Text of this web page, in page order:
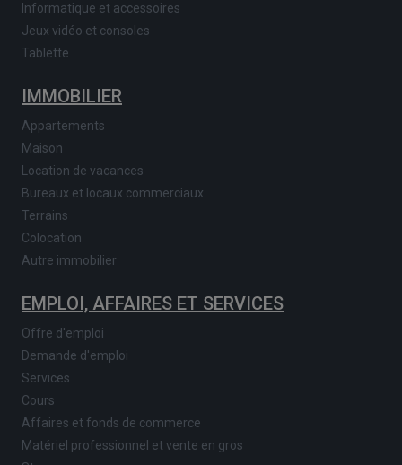
Informatique et accessoires
Jeux vidéo et consoles
Tablette
IMMOBILIER
Appartements
Maison
Location de vacances
Bureaux et locaux commerciaux
Terrains
Colocation
Autre immobilier
EMPLOI, AFFAIRES ET SERVICES
Offre d'emploi
Demande d'emploi
Services
Cours
Affaires et fonds de commerce
Matériel professionnel et vente en gros